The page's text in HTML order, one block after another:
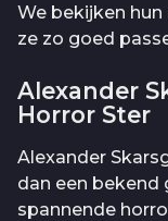
We bekijken
ze zo goed
Alexander
Horror Ster
Alexander
dan een bekend
spannende